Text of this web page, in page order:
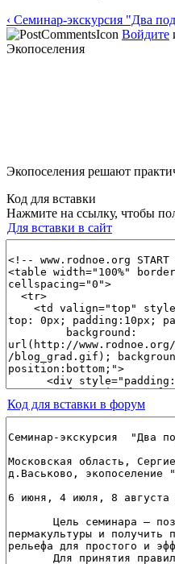
‹ Семинар-экскурсия "Два
Войдите
Экопоселения
Экопоселения решают
Код для вставки
Нажмите на ссылку, чтобы
Для вставки в сайт
Код для вставки в форум